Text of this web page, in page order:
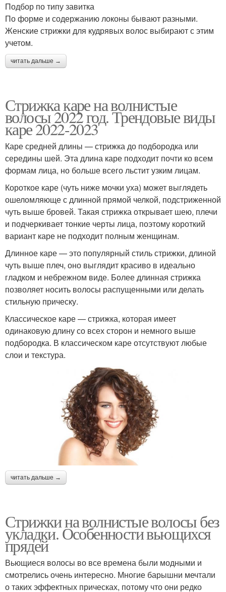
Подбор по типу завитка
По форме и содержанию локоны бывают разными.
Женские стрижки для кудрявых волос выбирают с этим
учетом.
читать дальше →
Стрижка каре на волнистые
волосы 2022 год. Трендовые виды
каре 2022-2023
Каре средней длины — стрижка до подбородка или
середины шей. Эта длина каре подходит почти ко всем
формам лица, но больше всего льстит узким лицам.
Короткое каре (чуть ниже мочки уха) может выглядеть
ошеломляюще с длинной прямой челкой, подстриженной
чуть выше бровей. Такая стрижка открывает шею, плечи
и подчеркивает тонкие черты лица, поэтому короткий
вариант каре не подходит полным женщинам.
Длинное каре — это популярный стиль стрижки, длиной
чуть выше плеч, оно выглядит красиво в идеально
гладком и небрежном виде. Более длинная стрижка
позволяет носить волосы распущенными или делать
стильную прическу.
Классическое каре — стрижка, которая имеет
одинаковую длину со всех сторон и немного выше
подбородка. В классическом каре отсутствуют любые
слои и текстура.
читать дальше →
Стрижки на волнистые волосы без
укладки. Особенности вьющихся
прядей
Вьющиеся волосы во все времена были модными и
смотрелись очень интересно. Многие барышни мечтали
о таких эффектных прическах, потому что они редко